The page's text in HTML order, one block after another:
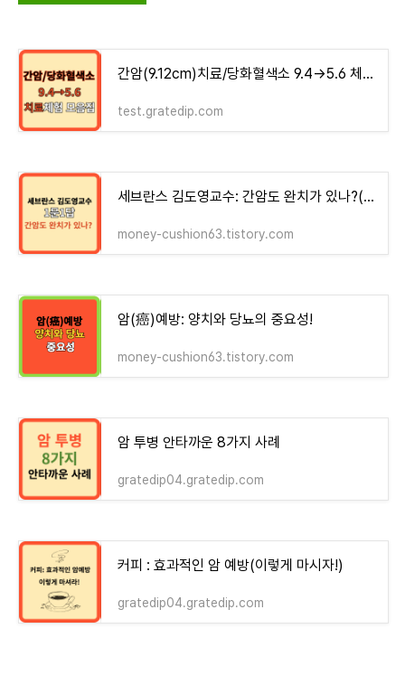
간암(9.12cm)치료/당화혈색소 9.4→5.6 체험기 모음집 - money-health
test.gratedip.com
세브란스 김도영교수: 간암도 완치가 있나?(1문 1답)
money-cushion63.tistory.com
암(癌)예방: 양치와 당뇨의 중요성!
money-cushion63.tistory.com
암 투병 안타까운 8가지 사례
gratedip04.gratedip.com
커피 : 효과적인 암 예방(이렇게 마시자!)
gratedip04.gratedip.com